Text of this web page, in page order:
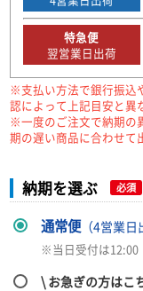
特急便
翌営業日出荷
※支払い方法で銀行振込
認によって上記目安と異
※一度のご注文で納期の
期の遅い商品に合わせて
納期を選ぶ 必須
通常便（4営業日
※当日受付は12:00
\ お急ぎの方はこ